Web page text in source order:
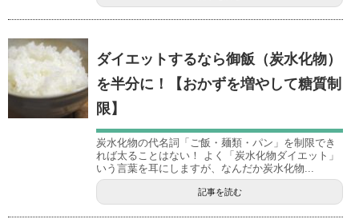
ダイエットするなら御飯（炭水化物）
を半分に！【おかずを増やして糖質制
限】
炭水化物の代名詞「ご飯・麺類・パン」を制限でき
れば太ることはない！ よく「炭水化物ダイエット」
いう言葉を耳にしますが、なんだか炭水化物...
記事を読む